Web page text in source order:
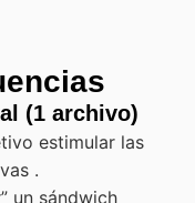
(1 archivo)
estimular las
.
un sándwich